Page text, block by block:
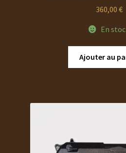
360,00 €
En
Ajouter au